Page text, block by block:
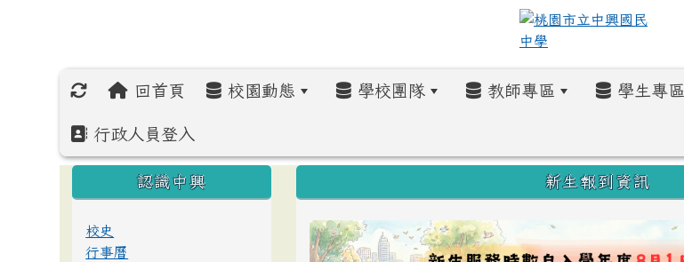
回首頁 校園動態 學校團隊 教師專區 學生專區
行政人員登入
:::
新生報到資訊
:::
認識中興
校史
行事曆